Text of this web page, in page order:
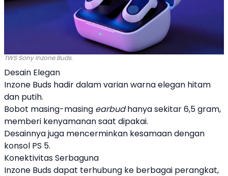
TWS Sony Inzone Buds.
Desain Elegan
Inzone Buds hadir dalam varian warna elegan hitam
dan putih.
Bobot masing-masing earbudhanya sekitar 6,5 gram,
memberi kenyamanan saat dipakai.
Desainnya juga mencerminkan kesamaan dengan
konsol PS 5.
Konektivitas Serbaguna
Inzone Budsdapat terhubung ke berbagai perangkat,